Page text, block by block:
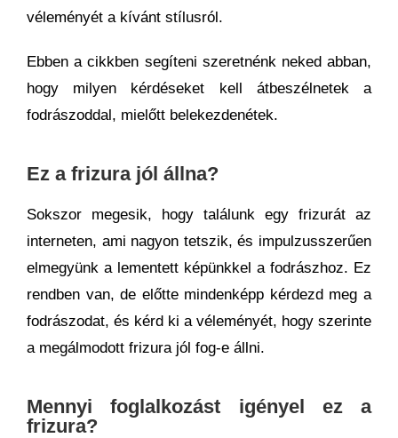
véleményét a kívánt stílusról.
Ebben a cikkben segíteni szeretnénk neked abban,
hogy milyen kérdéseket kell átbeszélnetek a
fodrászoddal, mielőtt belekezdenétek.
Ez a frizura jól állna?
Sokszor megesik, hogy találunk egy frizurát az
interneten, ami nagyon tetszik, és impulzusszerűen
elmegyünk a lementett képünkkel a fodrászhoz. Ez
rendben van, de előtte mindenképp kérdezd meg a
fodrászodat, és kérd ki a véleményét, hogy szerinte
a megálmodott frizura jól fog-e állni.
Mennyi foglalkozást igényel ez a
frizura?